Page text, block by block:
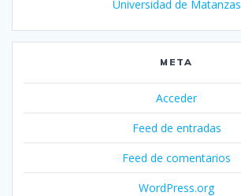
Universidad de Matanzas
META
Acceder
Feed de entradas
Feed de comentarios
WordPress.org